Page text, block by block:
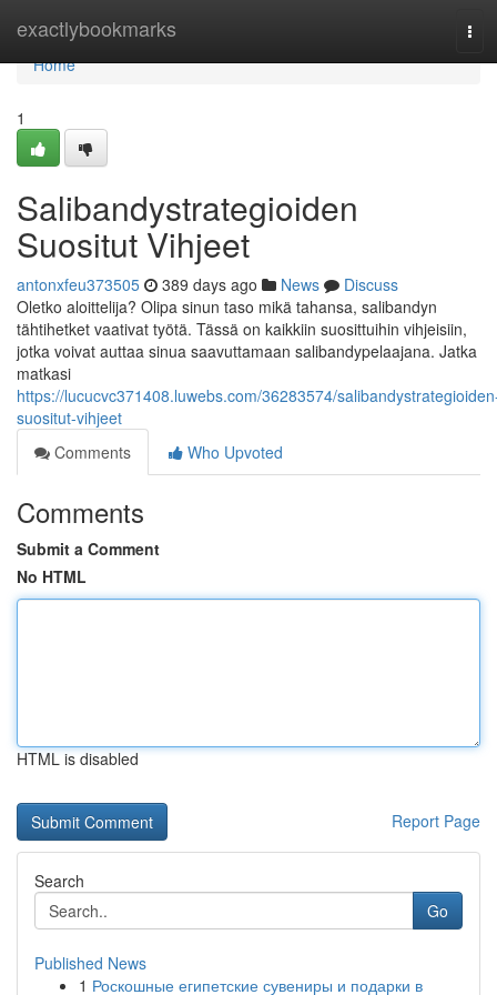
exactlybookmarks
Home
Home
1
Salibandystrategioiden
Suositut Vihjeet
antonxfeu373505 389 days ago News
Discuss
Oletko aloittelija? Olipa sinun taso mikä tahansa, salibandyn
tähtihetket vaativat työtä. Tässä on kaikkiin suosittuihin vihjeisiin,
jotka voivat auttaa sinua saavuttamaan salibandypelaajana. Jatka
matkasi
https://lucucvc371408.luwebs.com/36283574/
suositut-vihjeet
Comments
Who Upvoted
Comments
Submit a Comment
No HTML
HTML is disabled
Report Page
Search
Go
Published News
1 Роскошные египетские сувениры и подарки в